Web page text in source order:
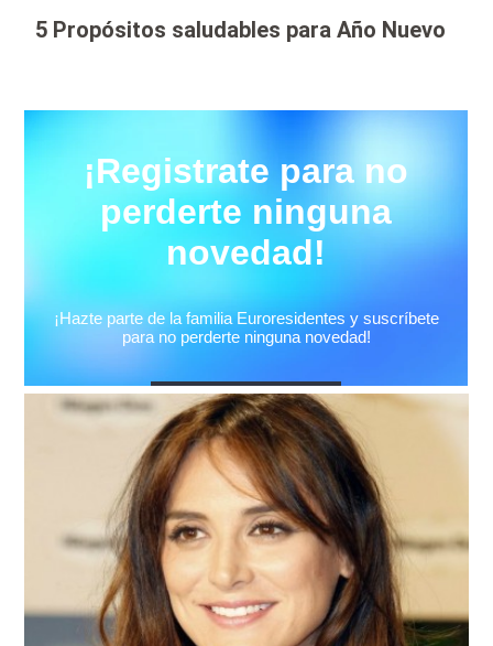
5 Propósitos saludables para Año Nuevo